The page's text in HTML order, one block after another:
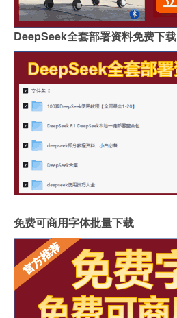
DeepSeek全套部署资料免费下载
免费可商用字体批量下载